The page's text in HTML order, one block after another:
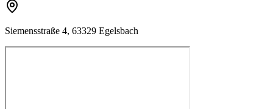
Siemensstraße 4, 63329 Egelsbach